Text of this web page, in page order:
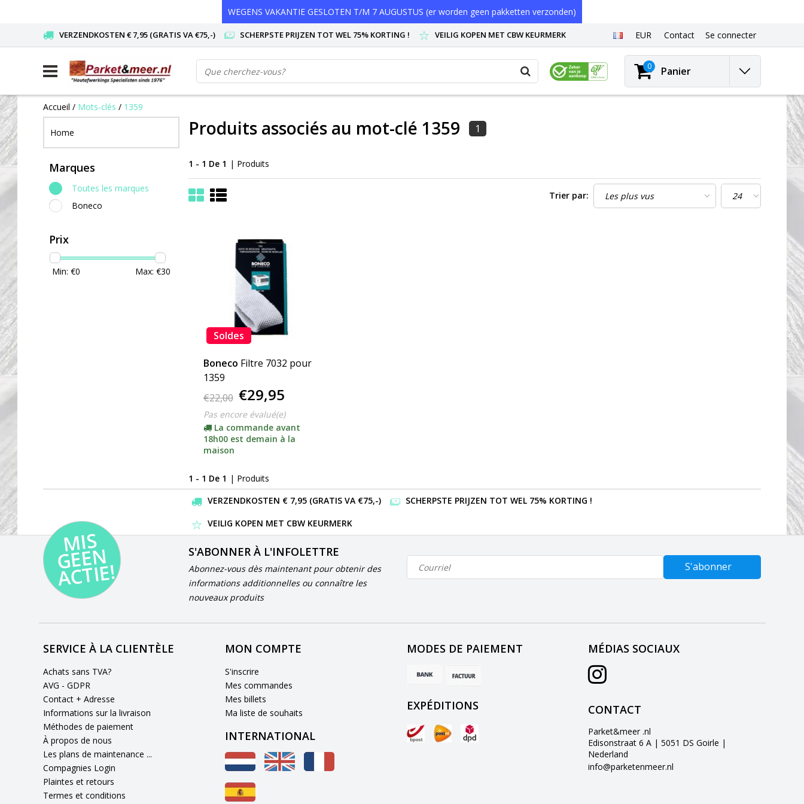
WEGENS VAKANTIE GESLOTEN T/M 7 AUGUSTUS (er worden geen pakketten verzonden)
VERZENDKOSTEN € 7,95 (GRATIS VA €75,-) SCHERPSTE PRIJZEN TOT WEL 75% KORTING ! VEILIG KOPEN MET CBW KEURMERK EUR Contact Se connecter
0 Panier
Accueil / Mots-clés / 1359
Home
Marques
Toutes les marques
Boneco
Prix
Min: €0 Max: €30
Produits associés au mot-clé 1359 1
1 - 1 De 1 | Produits
Trier par:
Soldes
Boneco Filtre 7032 pour
1359
€22,00 €29,95
Pas encore évalué(e)
La commande avant
18h00 est demain à la
maison
1 - 1 De 1 | Produits
VERZENDKOSTEN € 7,95 (GRATIS VA €75,-)
SCHERPSTE PRIJZEN TOT WEL 75% KORTING !
VEILIG KOPEN MET CBW KEURMERK
MI
S
G
E
E
N
A
C
TI
E!
S'ABONNER À L'INFOLETTRE
Abonnez-vous dès maintenant pour obtenir des
informations additionnelles ou connaître les
nouveaux produits
S'abonner
SERVICE À LA CLIENTÈLE
Achats sans TVA?
AVG - GDPR
Contact + Adresse
Informations sur la livraison
Méthodes de paiement
À propos de nous
Les plans de maintenance ...
Compagnies Login
Plaintes et retours
Termes et conditions
MON COMPTE
S'inscrire
Mes commandes
Mes billets
Ma liste de souhaits
INTERNATIONAL
MODES DE PAIEMENT
EXPÉDITIONS
MÉDIAS SOCIAUX
CONTACT
Parket&meer .nl
Edisonstraat 6 A | 5051 DS Goirle |
Nederland
info@parketenmeer.nl